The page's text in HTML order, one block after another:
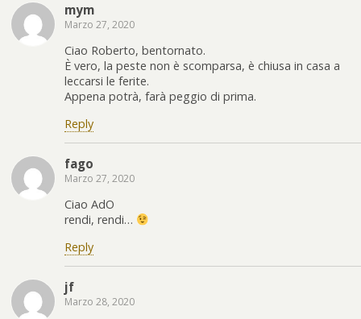
mym
Marzo 27, 2020
Ciao Roberto, bentornato.
È vero, la peste non è scomparsa, è chiusa in casa a
leccarsi le ferite.
Appena potrà, farà peggio di prima.
Reply
fago
Marzo 27, 2020
Ciao AdO
rendi, rendi…
Reply
jf
Marzo 28, 2020